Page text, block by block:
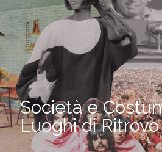
Società e
Luoghi di Ritrovo